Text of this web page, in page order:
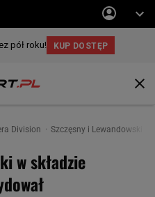
Division Szczęsny i Lewandowski w
w składzie